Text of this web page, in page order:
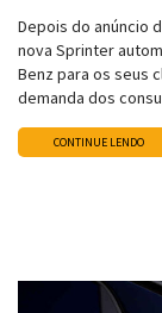
Depois do anúncio
nova Sprinter
Benz para os seus
demanda dos
CONTINUE LENDO